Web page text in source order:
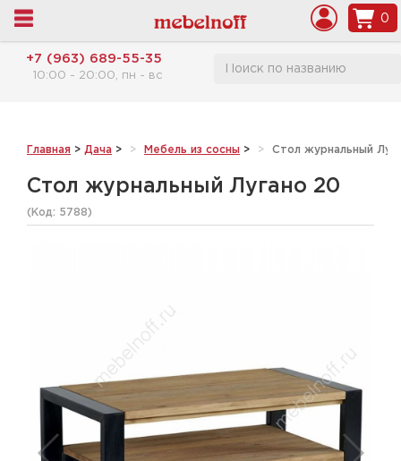
0
+7 (963) 689-55-35
10:00 - 20:00, пн - вс
Главная > Дача > Мебель из сосны > Стол журнальный
Стол журнальный Лугано 20
(Код: 5788)